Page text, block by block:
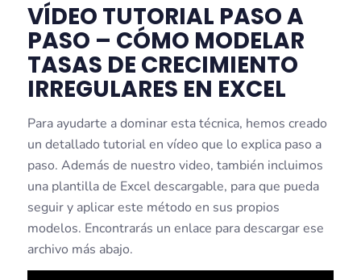
VÍDEO TUTORIAL PASO A
PASO – CÓMO MODELAR
TASAS DE CRECIMIENTO
IRREGULARES EN EXCEL
Para ayudarte a dominar esta técnica, hemos creado
un detallado tutorial en vídeo que lo explica paso a
paso. Además de nuestro video, también incluimos
una plantilla de Excel descargable, para que pueda
seguir y aplicar este método en sus propios
modelos. Encontrarás un enlace para descargar ese
archivo más abajo.